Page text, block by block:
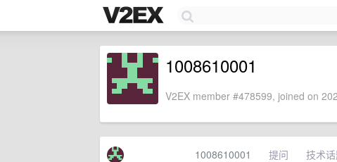
1008610001
V2EX member #478599, joined on
1008610001 提问 技术